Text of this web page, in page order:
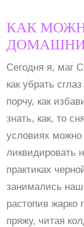
КАК
Сегодня я, маг
как убрать
порчу, как
знать, как, то
условиях
ликвидировать
практиках
занимались
растопив жарко
пряжу, читая